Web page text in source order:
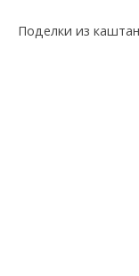
Поделки из